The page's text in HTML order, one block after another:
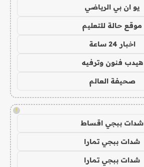
يو ان بي الرياضي
موقع حالة للتعليم
اخبار 24 ساعة
هيدب فنون وترفيه
صحيفة العالم
!
شدات ببجي اقساط
شدات ببجي تمارا
شدات ببجي تمارا